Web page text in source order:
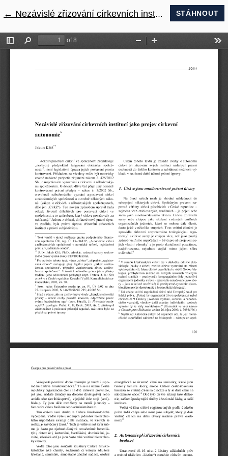
← Návrat na podrobnosti článku
Nezávislé zřizování církevních institucí jako projev církevní autonomie STÁHNOUT